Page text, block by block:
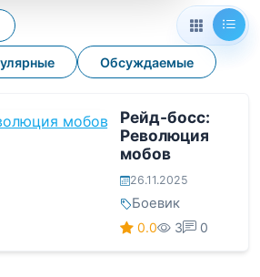
Обсуждаемые
Рейд-босс:
Революция
мобов
26.11.2025
Боевик
0.0 3 0